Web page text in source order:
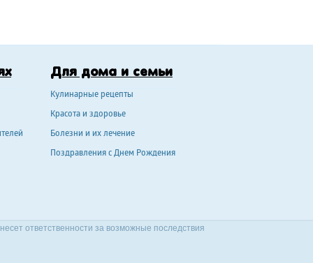
Для дома и семьи
Кулинарные рецепты
Красота и здоровье
Болезни и их лечение
Поздравления с Днем Рождения
ответственности за возможные последствия